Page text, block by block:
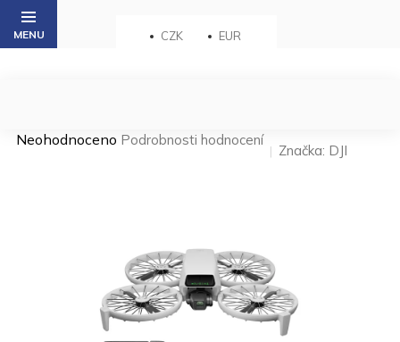
Přejít
obsah
CZK EUR
Průměrné
Neohodnoceno Podrobnosti hodnocení
Značka: DJI